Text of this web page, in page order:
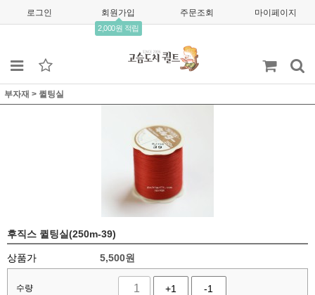
로그인 회원가입
2,000원 적립
주문조회 마이페이지
부자재 > 퀼팅실
후직스 퀼팅실(250m-39)
상품가 5,500원
수량 +1 -1